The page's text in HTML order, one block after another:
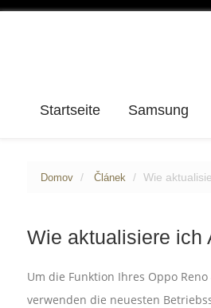
Startseite Samsung
Domov Článek Wie
Wie aktualisiere ich
Um die Funktion Ihres Oppo
verwenden die neuesten